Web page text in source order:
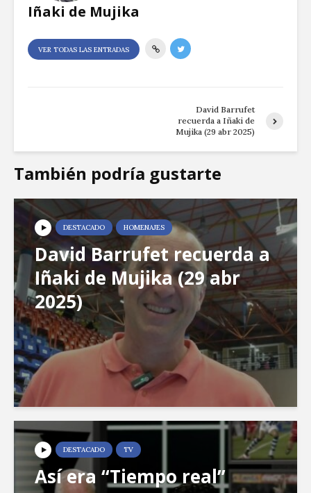
Iñaki de Mujika
VER TODAS LAS ENTRADAS
David Barrufet
recuerda a Iñaki de
Mujika (29 abr 2025)
También podría gustarte
DESTACADO HOMENAJES
David Barrufet recuerda a
Iñaki de Mujika (29 abr
2025)
DESTACADO TV
Así era “Tiempo real”